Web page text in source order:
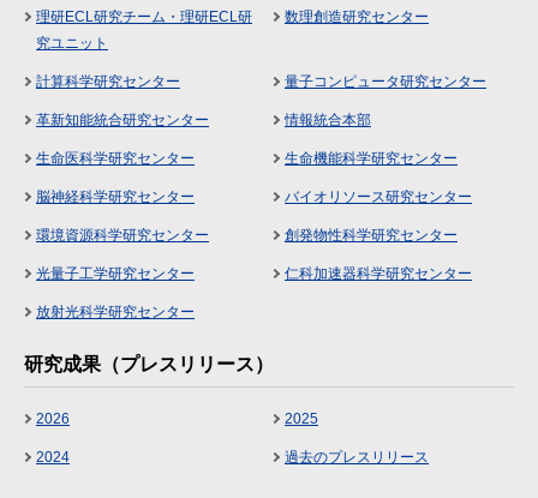
理研ECL研究チーム・理研ECL研
究ユニット
数理創造研究センター
計算科学研究センター 量子コンピュータ研究センター
革新知能統合研究センター 情報統合本部
生命医科学研究センター 生命機能科学研究センター
脳神経科学研究センター バイオリソース研究センター
環境資源科学研究センター 創発物性科学研究センター
光量子工学研究センター 仁科加速器科学研究センター
放射光科学研究センター
研究成果（プレスリリース）
2026 2025
2024 過去のプレスリリース